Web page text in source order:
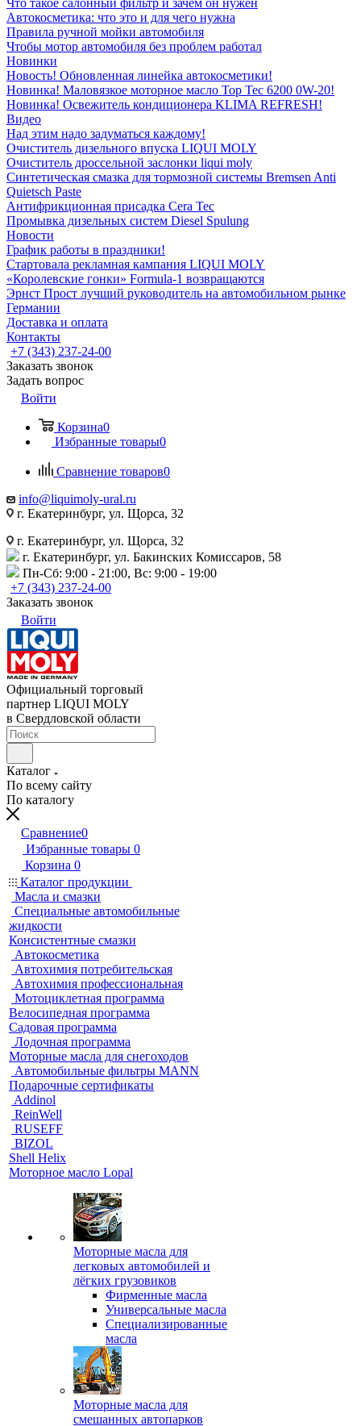
Что такое салонный фильтр и зачем он нужен
Автокосметика: что это и для чего нужна
Правила ручной мойки автомобиля
Чтобы мотор автомобиля без проблем работал
Новинки
Новость! Обновленная линейка автокосметики!
Новинка! Маловязкое моторное масло Top Tec 6200 0W-20!
Новинка! Освежитель кондиционера KLIMA REFRESH!
Видео
Над этим надо задуматься каждому!
Очиститель дизельного впуска LIQUI MOLY
Очиститель дроссельной заслонки liqui moly
Синтетическая смазка для тормозной системы Bremsen Anti
Quietsch Paste
Антифрикционная присадка Cera Tec
Промывка дизельных систем Diesel Spulung
Новости
График работы в праздники!
Стартовала рекламная кампания LIQUI MOLY
«Королевские гонки» Formula-1 возвращаются
Эрнст Прост лучший руководитель на автомобильном рынке
Германии
Доставка и оплата
Контакты
+7 (343) 237-24-00
Заказать звонок
Задать вопрос
Войти
Корзина0
Избранные товары0
Сравнение товаров0
info@liquimoly-ural.ru
г. Екатеринбург, ул. Щорса, 32
г. Екатеринбург, ул. Щорса, 32
г. Екатеринбург, ул. Бакинских Комиссаров, 58
Пн-Сб: 9:00 - 21:00, Вс: 9:00 - 19:00
+7 (343) 237-24-00
Заказать звонок
Войти
Официальный торговый
партнер LIQUI MOLY
в Свердловской области
Каталог
По всему сайту
По каталогу
Сравнение0
Избранные товары 0
Корзина 0
Каталог продукции
Масла и смазки
Специальные автомобильные
жидкости
Консистентные смазки
Автокосметика
Автохимия потребительская
Автохимия профессиональная
Мотоциклетная программа
Велосипедная программа
Садовая программа
Лодочная программа
Моторные масла для снегоходов
Автомобильные фильтры MANN
Подарочные сертификаты
Addinol
ReinWell
RUSEFF
BIZOL
Shell Helix
Моторное масло Lopal
Моторные масла для
легковых автомобилей и
лёгких грузовиков
Фирменные масла
Универсальные масла
Специализированные
масла
Моторные масла для
смешанных автопарков